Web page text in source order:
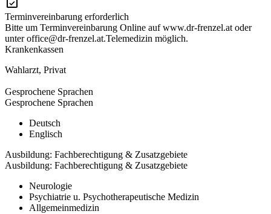
Terminvereinbarung erforderlich
Bitte um Terminvereinbarung Online auf www.dr-frenzel.at oder
unter office@dr-frenzel.at.Telemedizin möglich.
Krankenkassen
Wahlarzt, Privat
Gesprochene Sprachen
Gesprochene Sprachen
Deutsch
Englisch
Ausbildung: Fachberechtigung & Zusatzgebiete
Ausbildung: Fachberechtigung & Zusatzgebiete
Neurologie
Psychiatrie u. Psychotherapeutische Medizin
Allgemeinmedizin